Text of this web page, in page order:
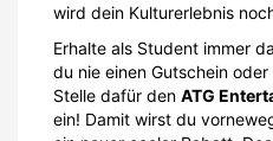
wird dein Kulturerlebnis
Erhalte als Student immer
du nie einen Gutschein
Stelle dafür den ATG
ein! Damit wirst du